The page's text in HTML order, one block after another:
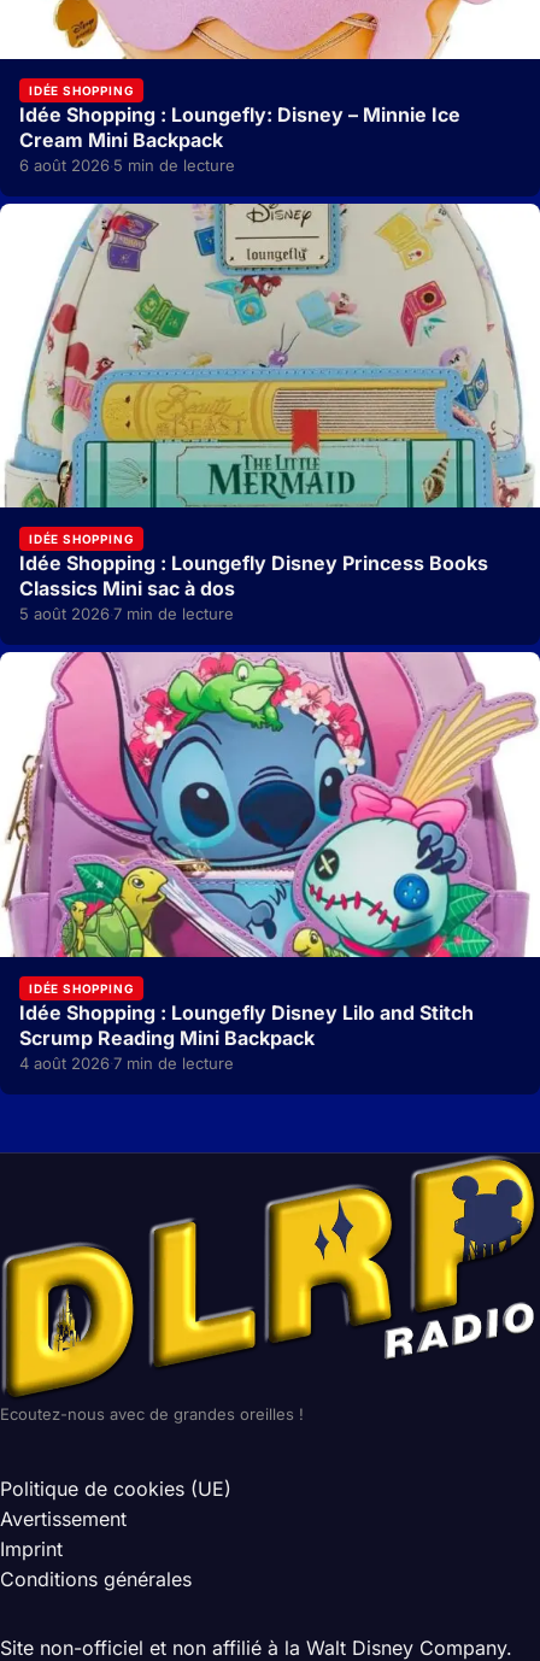
IDÉE SHOPPING
Idée Shopping : Loungefly: Disney – Minnie Ice
Cream Mini Backpack
6 août 2026·5 min de lecture
IDÉE SHOPPING
Idée Shopping : Loungefly Disney Princess Books
Classics Mini sac à dos
5 août 2026·7 min de lecture
IDÉE SHOPPING
Idée Shopping : Loungefly Disney Lilo and Stitch
Scrump Reading Mini Backpack
4 août 2026·7 min de lecture
Ecoutez-nous avec de grandes oreilles !
Politique de cookies (UE)
Avertissement
Imprint
Conditions générales
Site non-officiel et non affilié à la Walt Disney Company.